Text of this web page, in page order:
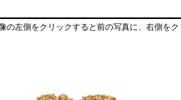
の左側をクリックすると前の写真に、右側を